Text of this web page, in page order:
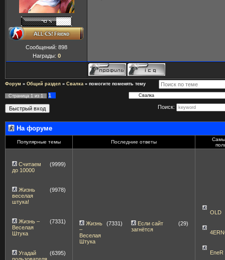
Сообщений: 898
Награды: 0
Форум » Общий раздел » Свалка » помогите поменять тему
Страница 1 из 1
1
Поиск:
На форуме
Популярные темы Последние ответы
Считаем
до 10000
(9999)
Жизнь
веселая
штука!
(9978)
Жизнь –
Веселая
Штука
(7331)
Угадай
(6395)
Жизнь
–
Веселая
Штука
(7331)
Если сайт
загнётся
(29)
OLD
EneR